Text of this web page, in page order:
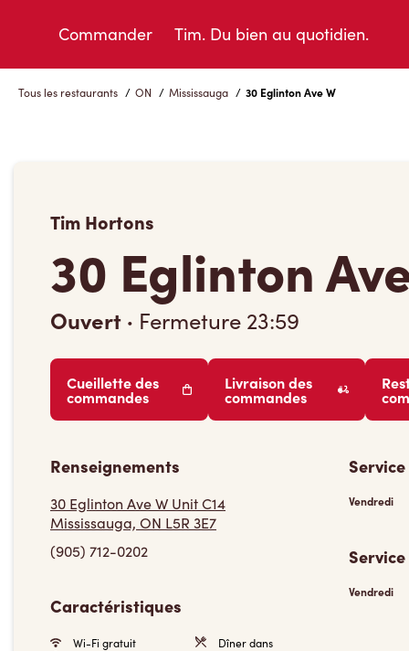
Commander Tim. Du bien au quotidien.
Tous les restaurants / ON / Mississauga / 30 Eglinton Ave W
Tim Hortons
30 Eglinton
Ouvert · Fermeture 23:59
Cueillette des
commandes
Livraison des
commandes
Renseignements
30 Eglinton Ave W Unit C14
Mississauga, ON L5R 3E7
(905) 712-0202
Caractéristiques
Wi-Fi gratuit
Dîner dans
Vendredi
Vendredi